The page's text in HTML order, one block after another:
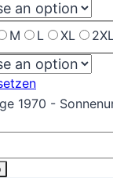
M L XL
1970 -